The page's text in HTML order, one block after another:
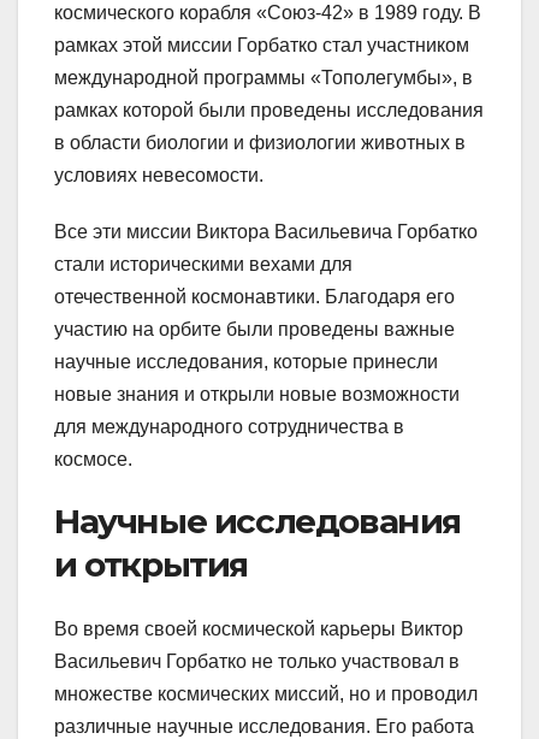
космического корабля «Союз-42» в 1989 году. В
рамках этой миссии Горбатко стал участником
международной программы «Тополегумбы», в
рамках которой были проведены исследования
в области биологии и физиологии животных в
условиях невесомости.
Все эти миссии Виктора Васильевича Горбатко
стали историческими вехами для
отечественной космонавтики. Благодаря его
участию на орбите были проведены важные
научные исследования, которые принесли
новые знания и открыли новые возможности
для международного сотрудничества в
космосе.
Научные исследования
и открытия
Во время своей космической карьеры Виктор
Васильевич Горбатко не только участвовал в
множестве космических миссий, но и проводил
различные научные исследования. Его работа